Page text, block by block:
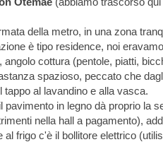
della metro, in una zona
è tipo residence, noi
cottura (pentole, piatti,
spazioso, peccato che
al lavandino e alla vasca.
pavimento in legno dà proprio la
nella hall a pagamento),
al frigo c'è il bollitore elettrico